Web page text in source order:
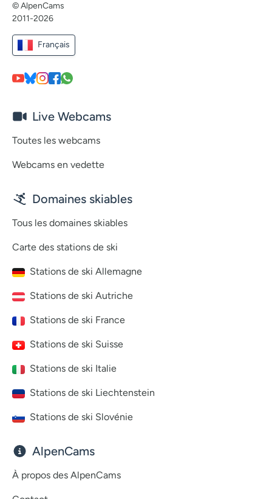
© AlpenCams
2011-2026
Français
Live Webcams
Toutes les webcams
Webcams en vedette
Domaines skiables
Tous les domaines skiables
Carte des stations de ski
Stations de ski Allemagne
Stations de ski Autriche
Stations de ski France
Stations de ski Suisse
Stations de ski Italie
Stations de ski Liechtenstein
Stations de ski Slovénie
AlpenCams
À propos des AlpenCams